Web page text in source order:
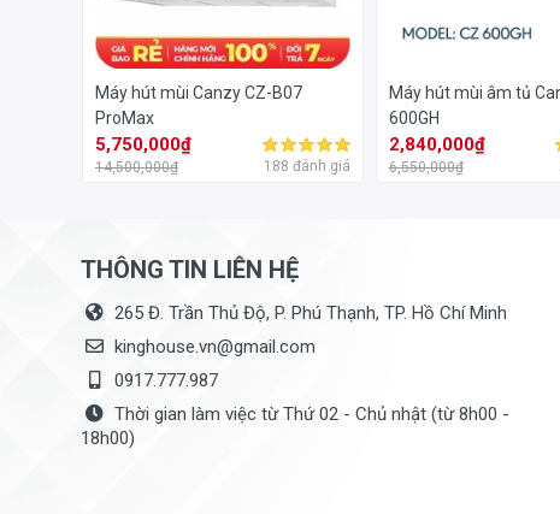
Máy hút mùi Canzy CZ-B07
ProMax
5,750,000₫
14,500,000₫ 188 đánh giá
Máy hút mùi âm tủ
600GH
2,840,000₫
6,550,000₫
THÔNG TIN LIÊN HỆ
265 Đ. Trần Thủ Độ, P. Phú Thạnh, TP. Hồ Chí Minh
kinghouse.vn@gmail.com
0917.777.987
Thời gian làm việc từ Thứ 02 - Chủ nhật (từ 8h00 -
18h00)